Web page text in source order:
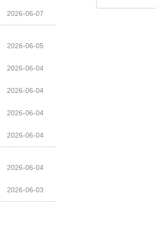
2026-06-07
2026-06-05
2026-06-04
2026-06-04
2026-06-04
2026-06-04
2026-06-04
2026-06-03